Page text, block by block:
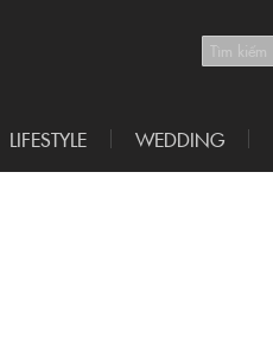
LIFESTYLE WEDDING